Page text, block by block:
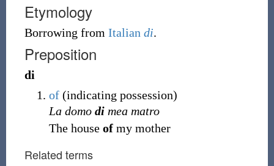
Etymology
Borrowing from Italian di.
Preposition
di
of (indicating possession)
La domo dimea matro
The house ofmy mother
Related terms